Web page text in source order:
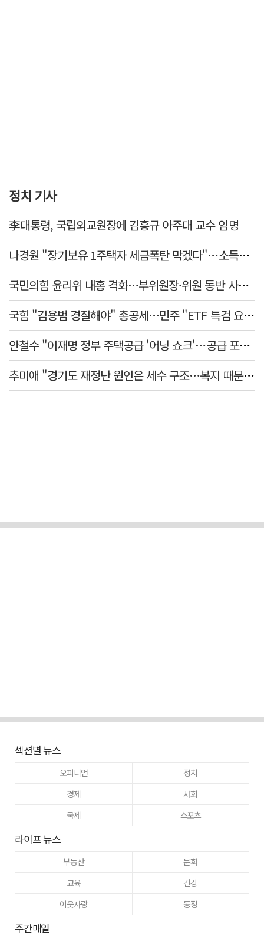
정치 기사
李대통령, 국립외교원장에 김흥규 아주대 교수 임명
나경원 "장기보유 1주택자 세금폭탄 막겠다"…소득세법 개정안 발의
국민의힘 윤리위 내홍 격화…부위원장·위원 동반 사퇴 선언
국힘 "김용범 경질해야" 총공세…민주 "ETF 특검 요구는 마타도어"
안철수 "이재명 정부 주택공급 '어닝 쇼크'…공급 포기한 대통령"
추미애 "경기도 재정난 원인은 세수 구조…복지 때문 아냐"
섹션별 뉴스
오피니언
정치
경제
사회
국제
스포츠
라이프 뉴스
부동산
문화
교육
건강
이웃사랑
동정
주간매일